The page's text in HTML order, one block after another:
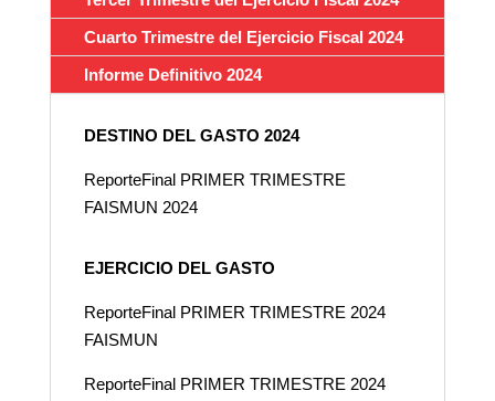
Cuarto Trimestre del Ejercicio Fiscal 2024
Informe Definitivo 2024
DESTINO DEL GASTO 2024
ReporteFinal PRIMER TRIMESTRE
FAISMUN 2024
EJERCICIO DEL GASTO
ReporteFinal PRIMER TRIMESTRE 2024
FAISMUN
ReporteFinal PRIMER TRIMESTRE 2024